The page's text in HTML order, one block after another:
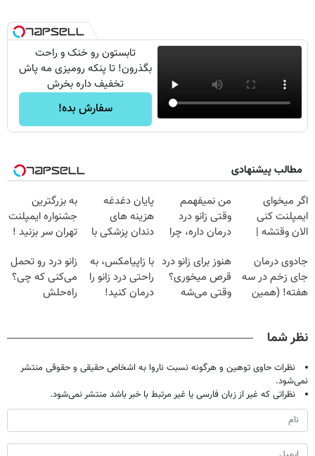
تابستون رو خنک و راحت
بگذرون! تا پنکه رومیزی مه پاش
تخفیف داره بخرش
سفارش بده!
مطالب پیشنهادی
اگر میخوای
ایمپلنت کنی
الان وقتشه |
میلیون تومان!!!
من نمیفهمم
وقتی زانو درد
درمان داره، چرا
تحمل میکنی؟❗
پایان دغدغه
هزینه های
دندان پزشکی با
خانگی
به بزرگترین
جشنواره ایمپلنت
تهران سر بزنید !
میلیون !
جادوی درمان
جای زخم در سه
هفته! (همین
هنوز برای زانو درد
قرص میخوری؟
وقتی می‌شه
با زاپیامکس، به
راحتی درد زانو را
درمان کنید!
زانو درد رو تحمل
می‌کنی که چی؟
راه‌حلش
نظر شما
نظرات حاوی توهین و هرگونه نسبت ناروا به اشخاص حقیقی و حقوقی منتشر
نمی‌شود.
نظراتی که غیر از زبان فارسی یا غیر مرتبط با خبر باشد منتشر نمی‌شود.